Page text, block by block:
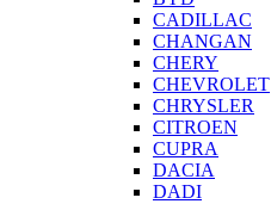
CADILLAC
CHANGAN
CHERY
CHEVROLET
CHRYSLER
CITROEN
CUPRA
DACIA
DADI